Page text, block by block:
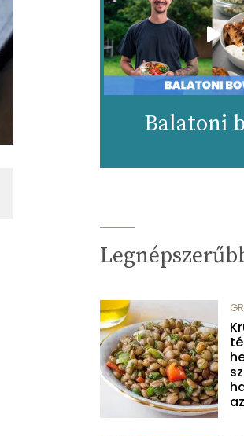
Balatoni